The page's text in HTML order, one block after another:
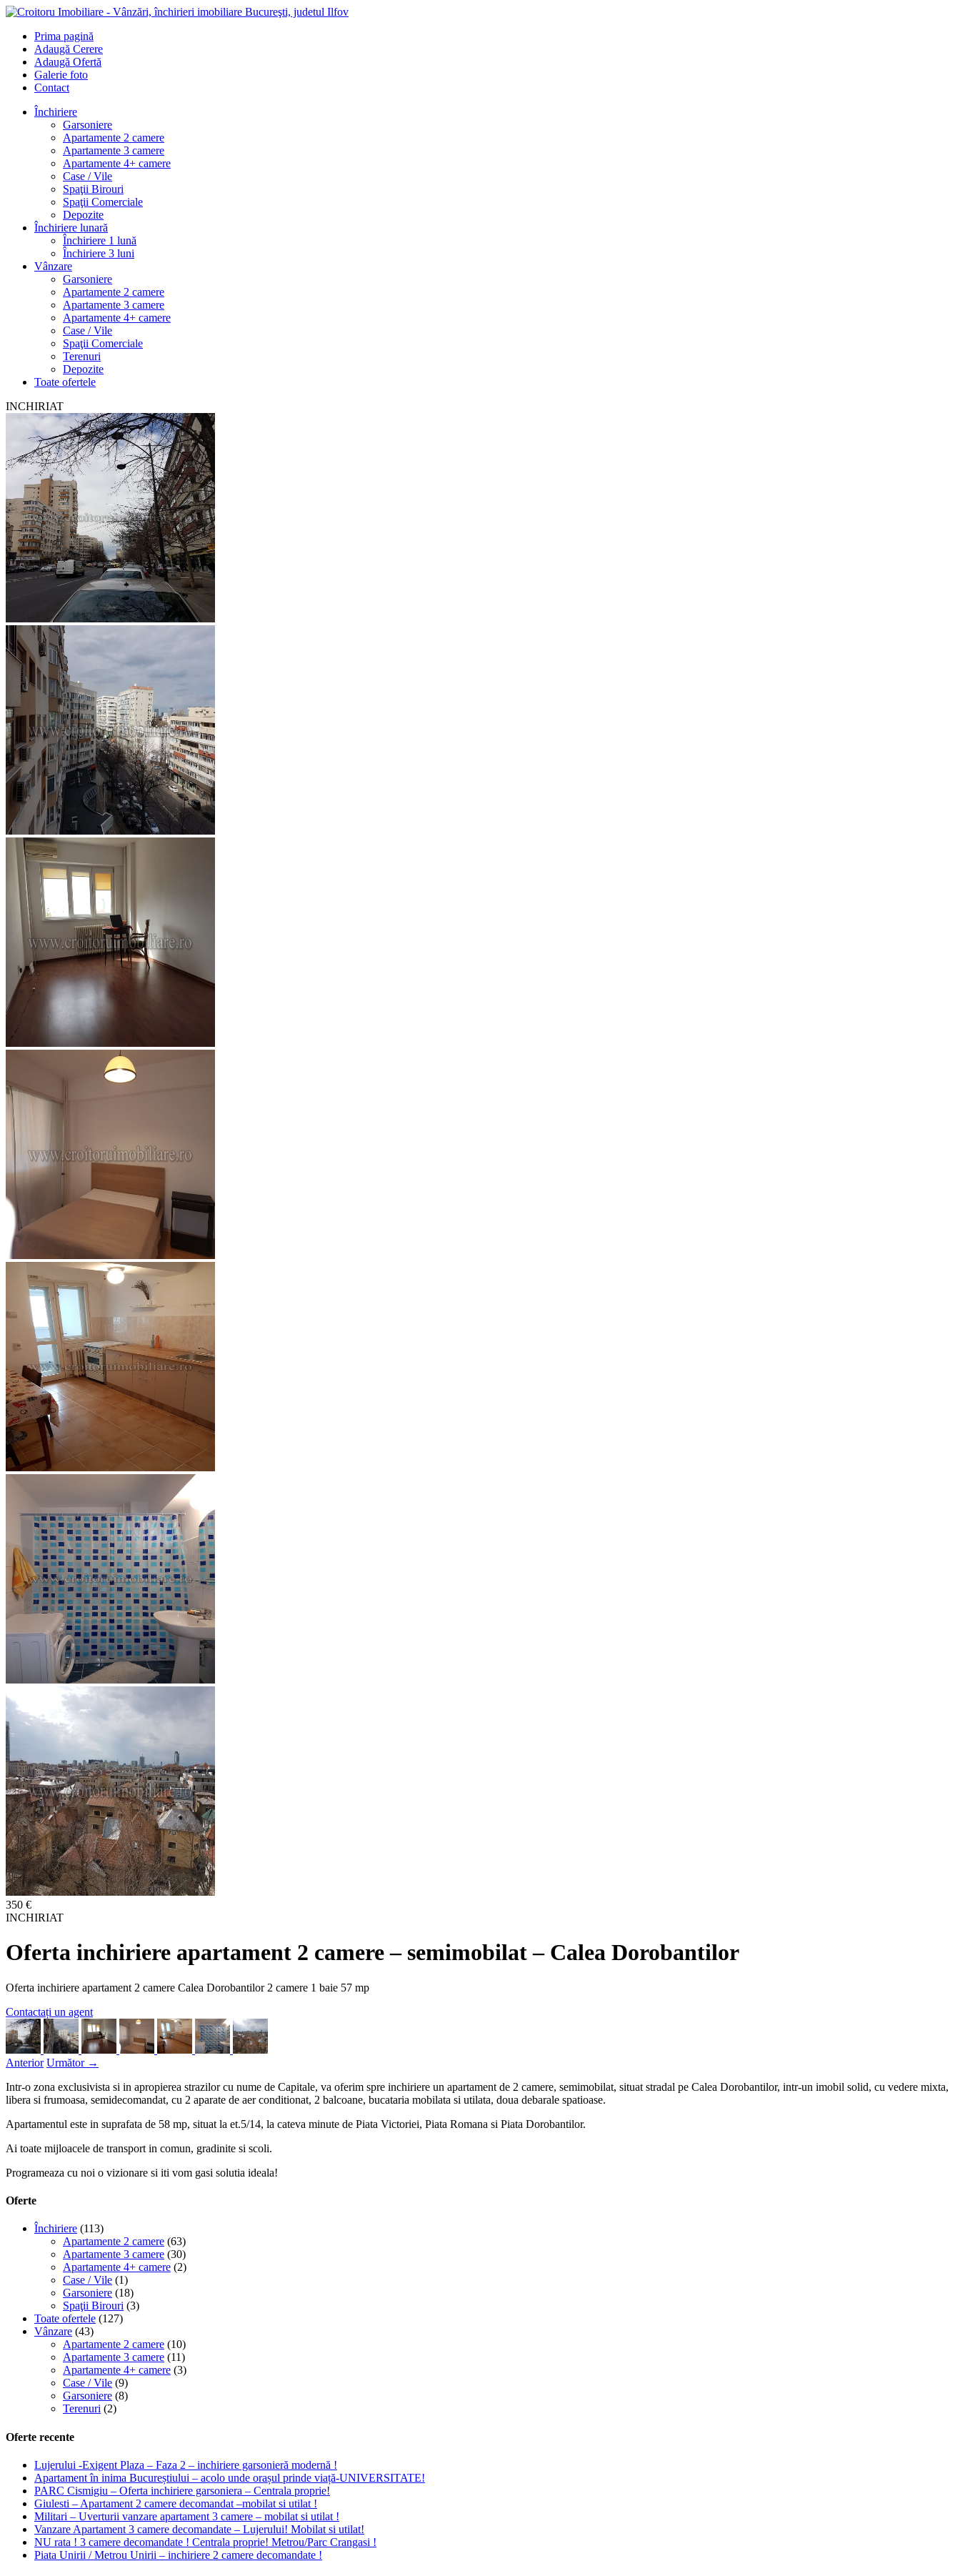
Prima pagină
Adaugă Cerere
Adaugă Ofertă
Galerie foto
Contact
Închiriere
Garsoniere
Apartamente 2 camere
Apartamente 3 camere
Apartamente 4+ camere
Case / Vile
Spaţii Birouri
Spaţii Comerciale
Depozite
Închiriere lunară
Închiriere 1 lună
Închiriere 3 luni
Vânzare
Garsoniere
Apartamente 2 camere
Apartamente 3 camere
Apartamente 4+ camere
Case / Vile
Spaţii Comerciale
Terenuri
Depozite
Toate ofertele
INCHIRIAT
350 €
INCHIRIAT
Oferta inchiriere apartament 2 camere – semimobilat – Calea Dorobantilor
Oferta inchiriere apartament 2 camere Calea Dorobantilor 2 camere 1 baie 57 mp
Contactați un agent
Anterior Următor →
Intr-o zona exclusivista si in apropierea strazilor cu nume de Capitale, va oferim spre inchiriere un apartament de 2 camere, semimobilat, situat stradal pe Calea Dorobantilor, intr-un imobil solid, cu vedere mixta,
libera si frumoasa, semidecomandat, cu 2 aparate de aer conditionat, 2 balcoane, bucataria mobilata si utilata, doua debarale spatioase.
Apartamentul este in suprafata de 58 mp, situat la et.5/14, la cateva minute de Piata Victoriei, Piata Romana si Piata Dorobantilor.
Ai toate mijloacele de transport in comun, gradinite si scoli.
Programeaza cu noi o vizionare si iti vom gasi solutia ideala!
Oferte
Închiriere (113)
Apartamente 2 camere (63)
Apartamente 3 camere (30)
Apartamente 4+ camere (2)
Case / Vile (1)
Garsoniere (18)
Spaţii Birouri (3)
Toate ofertele (127)
Vânzare (43)
Apartamente 2 camere (10)
Apartamente 3 camere (11)
Apartamente 4+ camere (3)
Case / Vile (9)
Garsoniere (8)
Terenuri (2)
Oferte recente
Lujerului -Exigent Plaza – Faza 2 – inchiriere garsonieră modernă !
Apartament în inima Bucureștiului – acolo unde orașul prinde viață-UNIVERSITATE!
PARC Cismigiu – Oferta inchiriere garsoniera – Centrala proprie!
Giulesti – Apartament 2 camere decomandat –mobilat si utilat !
Militari – Uverturii vanzare apartament 3 camere – mobilat si utilat !
Vanzare Apartament 3 camere decomandate – Lujerului! Mobilat si utilat!
NU rata ! 3 camere decomandate ! Centrala proprie! Metrou/Parc Crangasi !
Piata Unirii / Metrou Unirii – inchiriere 2 camere decomandate !